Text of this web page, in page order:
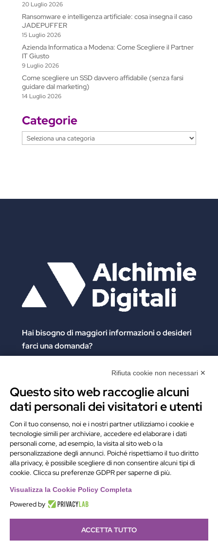
20 Luglio 2026
Ransomware e intelligenza artificiale: cosa insegna il caso
JADEPUFFER
15 Luglio 2026
Azienda Informatica a Modena: Come Scegliere il Partner
IT Giusto
9 Luglio 2026
Come scegliere un SSD davvero affidabile (senza farsi
guidare dal marketing)
14 Luglio 2026
Categorie
Categorie
Hai bisogno di maggiori informazionio desideri
farci una domanda?
Clicca e compila il form. Verrai contattato
Contattaci
Alchimie Digitali Srl
Via Elia Rainusso, 110 – 41124 Modena (MO)
Tel.+39 059 260762– PI IT02963460361
REA Modena 01/02/2005 N. 346879
Capitale sociale 20.000 Euro i.v.
PEC:alchimiedigitali@pec.adigitali.it
Informativa navigatori sito internet–Condizioni Generali
Rifiuta cookie non necessari ✕
Questo sito web raccoglie alcuni
dati personali dei visitatori e utenti
Con il tuo consenso, noi e i nostri partner utilizziamo i cookie e
tecnologie simili per archiviare, accedere ed elaborare i dati
personali come, ad esempio, la visita al sito web o la
personalizzazione degli annunci. Poiché rispettiamo il tuo diritto
alla privacy, è possibile scegliere di non consentire alcuni tipi di
cookie. Clicca su preferenze GDPR per saperne di più.
Visualizza la Cookie Policy Completa
Powered by
ACCETTA TUTTO